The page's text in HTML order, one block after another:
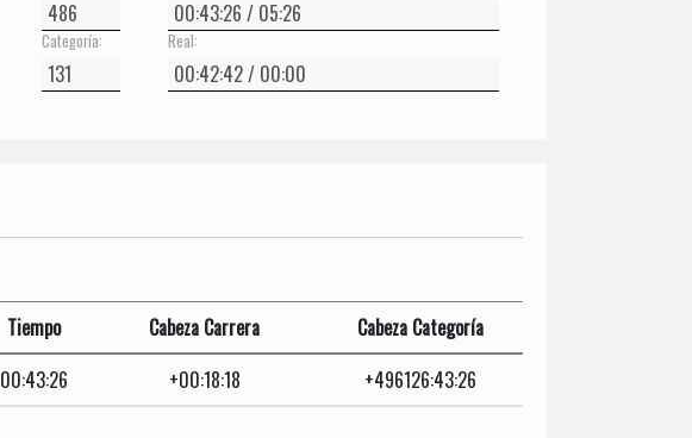
Categoría: Real:
Tiempo Cabeza Carrera
Cabeza Categoría
00:43:26 +00:18:18 +496126:43:26